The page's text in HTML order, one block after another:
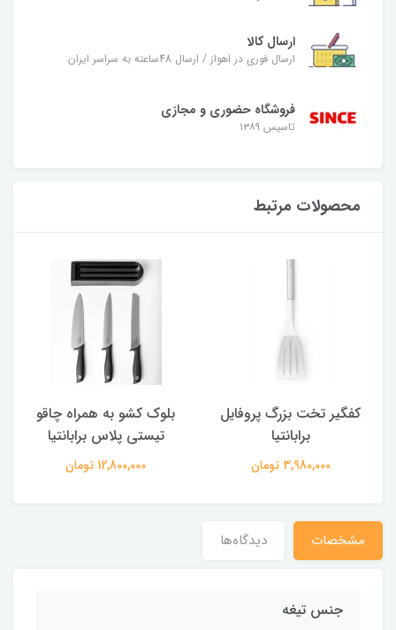
ارسال کالا
ارسال فوری در اهواز / ارسال 48ساعته به سراسر ایران
فروشگاه حضوری و مجازی
تاسیس ۱۳۸۹
محصولات مرتبط
کفگیر تخت بزرگ پروفایل
برابانتیا
3,980,000 تومان
بلوک کشو به همراه چاقو
تیستی پلاس برابانتیا
12,800,000 تومان
مشخصات دیدگاه‌ها
جنس تیغه